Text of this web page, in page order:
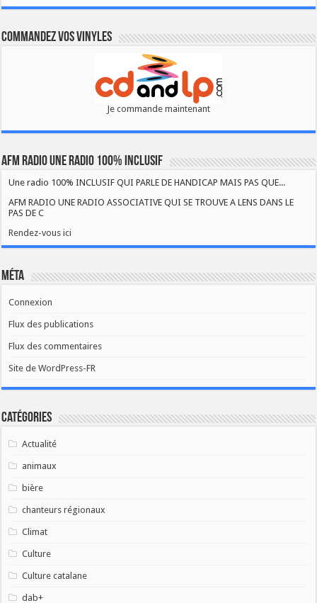
Commandez vos vinyles
Je commande maintenant
AFM RADIO UNE RADIO 100% INCLUSIF
Une radio 100% INCLUSIF QUI PARLE DE HANDICAP MAIS PAS QUE...
AFM RADIO UNE RADIO ASSOCIATIVE QUI SE TROUVE A LENS DANS LE
PAS DE C
Rendez-vous ici
Méta
Connexion
Flux des publications
Flux des commentaires
Site de WordPress-FR
Catégories
Actualité
animaux
bière
chanteurs régionaux
Climat
Culture
Culture catalane
dab+